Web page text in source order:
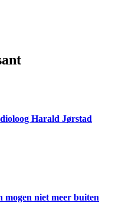
Harald Jørstad
mogen niet meer buiten